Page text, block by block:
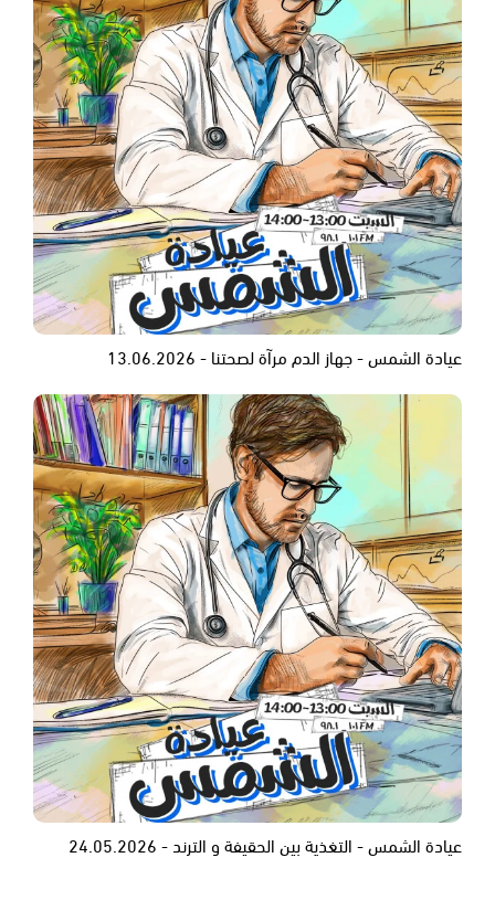
عيادة الشمس - جهاز الدم مرآة لصحتنا - 13.06.2026
عيادة الشمس - التغذية بين الحقيفة و الترند - 24.05.2026